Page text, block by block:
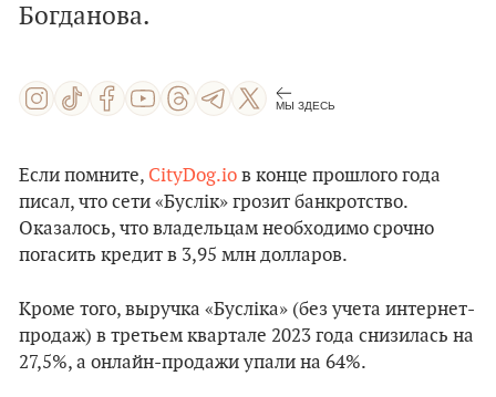
Богданова.
МЫ ЗДЕСЬ
Если помните, CityDog.io в конце прошлого года
писал, что сети «Буслік» грозит банкротство.
Оказалось, что владельцам необходимо срочно
погасить кредит в 3,95 млн долларов.
Кроме того, выручка «Бусліка» (без учета интернет-
продаж) в третьем квартале 2023 года снизилась на
27,5%, а онлайн-продажи упали на 64%.